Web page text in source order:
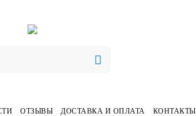
ОТЗЫВЫ ДОСТАВКА И ОПЛАТА КОНТАКТЫ